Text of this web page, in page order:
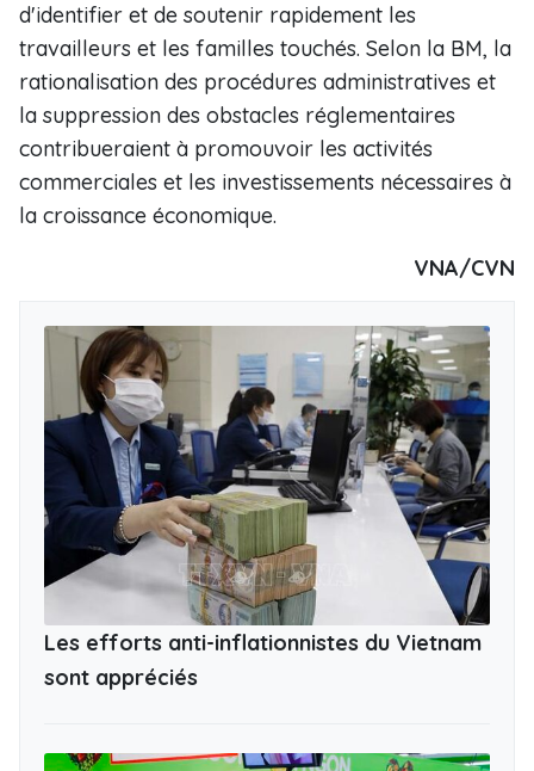
d'identifier et de soutenir rapidement les
travailleurs et les familles touchés. Selon la BM, la
rationalisation des procédures administratives et
la suppression des obstacles réglementaires
contribueraient à promouvoir les activités
commerciales et les investissements nécessaires à
la croissance économique.
VNA/CVN
Les efforts anti-inflationnistes du Vietnam
sont appréciés